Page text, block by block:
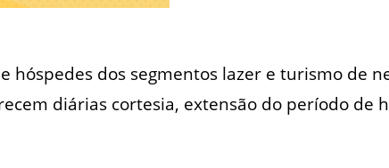
hóspedes dos segmentos lazer e turismo de
diárias cortesia, extensão do período de